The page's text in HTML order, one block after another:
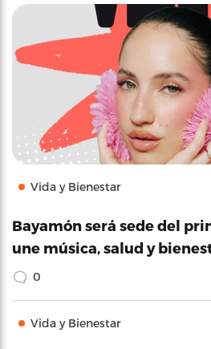
Vida y Bienestar
Bayamón será sede del
une música, salud y
0
Vida y Bienestar